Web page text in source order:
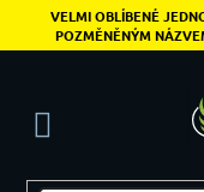
Přejít na obsah
VELMI OBLÍBENÉ
POZMĚNĚNÝM